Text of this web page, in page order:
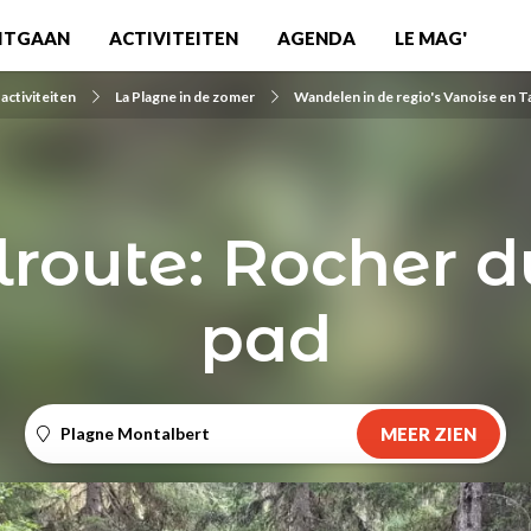
ACTIVITEITEN AGENDA LE MAG'
activiteiten La Plagne in de zomer Wandelen in de regio's Vanoise en
Rocher
pad
Plagne Montalbert MEER ZIEN